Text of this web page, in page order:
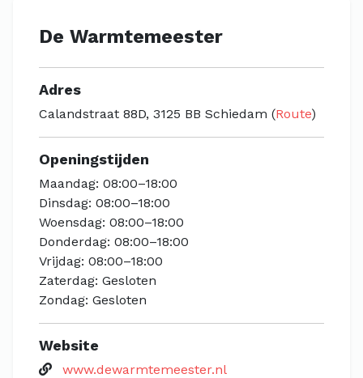
De Warmtemeester
Adres
Calandstraat 88D, 3125 BB Schiedam (Route)
Openingstijden
Maandag: 08:00–18:00
Dinsdag: 08:00–18:00
Woensdag: 08:00–18:00
Donderdag: 08:00–18:00
Vrijdag: 08:00–18:00
Zaterdag: Gesloten
Zondag: Gesloten
Website
www.dewarmtemeester.nl